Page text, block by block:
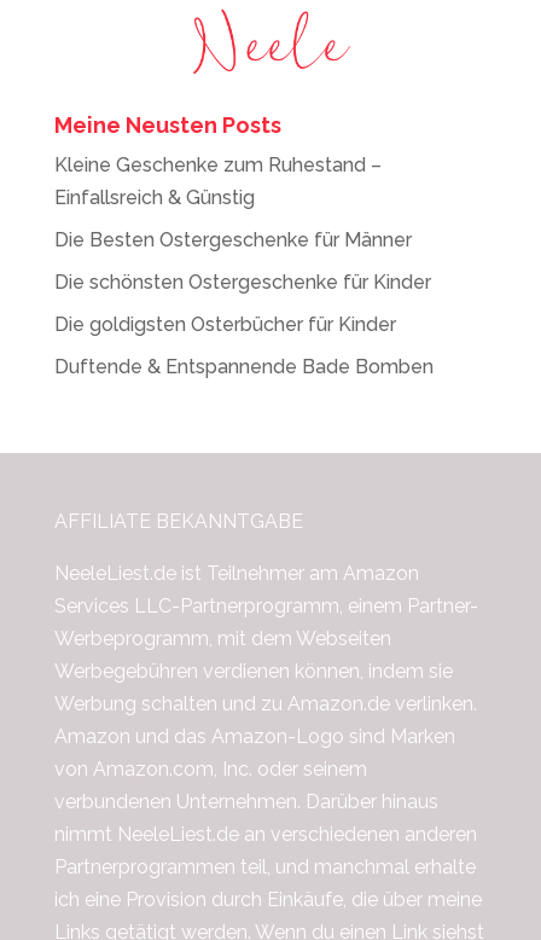
Meine Neusten Posts
Kleine Geschenke zum Ruhestand –
Einfallsreich & Günstig
Die Besten Ostergeschenke für Männer
Die schönsten Ostergeschenke für Kinder
Die goldigsten Osterbücher für Kinder
Duftende & Entspannende Bade Bomben
AFFILIATE BEKANNTGABE
NeeleLiest.de ist Teilnehmer am Amazon
Services LLC-Partnerprogramm, einem Partner-
Werbeprogramm, mit dem Webseiten
Werbegebühren verdienen können, indem sie
Werbung schalten und zu Amazon.de verlinken.
Amazon und das Amazon-Logo sind Marken
von Amazon.com, Inc. oder seinem
verbundenen Unternehmen. Darüber hinaus
nimmt NeeleLiest.de an verschiedenen anderen
Partnerprogrammen teil, und manchmal erhalte
ich eine Provision durch Einkäufe, die über meine
Links getätigt werden. Wenn du einen Link siehst